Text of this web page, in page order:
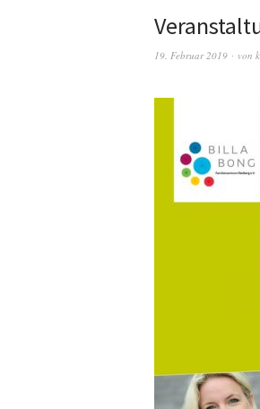
19. Februar 2019 von